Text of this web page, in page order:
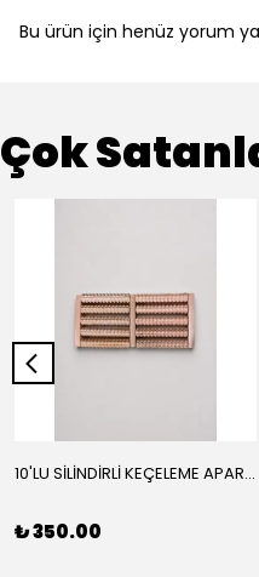
Bu ürün için henüz yorum
Çok
10'LU SİLİNDİRLİ KEÇELEME APARATI
₺ 350.00